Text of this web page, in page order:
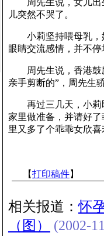
周先生说，女儿出
儿突然不哭了。
小莉坚持喂母乳，
眼睛交流感情，并不停
周先生说，香港鼓
亲手剪断的”，周先生
再过三几天，小莉
家里做准备，并请好
里又多了个乖乖女欣喜
【打印稿件】
相关报道：怀
（图）
(2002-